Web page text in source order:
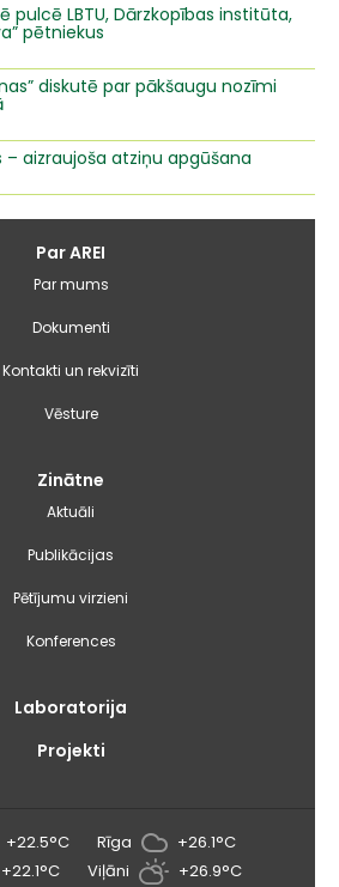
pulcē LBTU, Dārzkopības institūta,
pētniekus
diskutē par pākšaugu nozīmi
– aizraujoša atziņu apgūšana
Par AREI
Par mums
Dokumenti
Kontakti un rekvizīti
Vēsture
Zinātne
Aktuāli
Publikācijas
Pētījumu virzieni
Konferences
Laboratorija
Projekti
+22.5°C Rīga
+26.1°C
+22.1°C Viļāni +26.9°C